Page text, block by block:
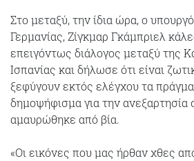
Στο μεταξύ, την ίδια ώρα, ο
Γερμανίας, Ζίγκμαρ Γκάμπριελ
επειγόντως διάλογος μεταξύ της
Ισπανίας και δήλωσε ότι είναι
ξεφύγουν εκτός ελέγχου τα
δημοψήφισμα για την ανεξαρτησία
αμαυρώθηκε από βία.
«Οι εικόνες που μας ήρθαν χθες